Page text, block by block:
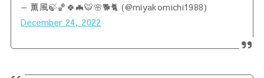
— 薫風🍃🏀🍀🦇🐯🌸🐕🐈 (@miyakomichi1988)
December 24, 2022